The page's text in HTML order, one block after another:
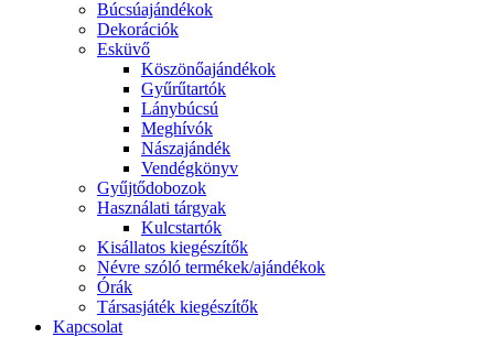
Búcsúajándékok
Dekorációk
Esküvő
Köszönőajándékok
Gyűrűtartók
Lánybúcsú
Meghívók
Nászajándék
Vendégkönyv
Gyűjtődobozok
Használati tárgyak
Kulcstartók
Kisállatos kiegészítők
Névre szóló termékek/ajándékok
Órák
Társasjáték kiegészítők
Kapcsolat